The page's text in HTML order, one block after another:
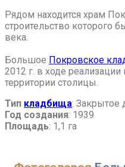
Рядом находится храм
строительство которого
века.
Большое Покровское
2012 г. в ходе
территории столицы.
Тип кладбища: Закрытое
Год создания: 1939
Площадь: 1,1 га